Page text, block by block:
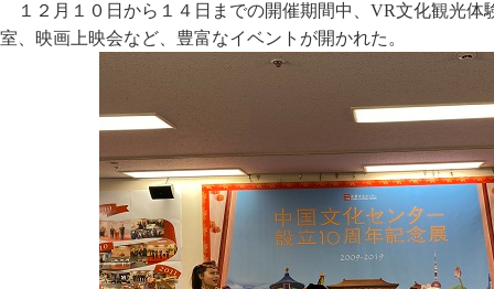
１２月１０日から１４日までの開催期間中、VR文化観光
室、映画上映会など、豊富なイベントが開かれた。